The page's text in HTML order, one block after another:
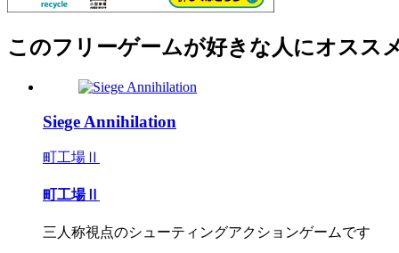
このフリーゲームが好きな人にオスス
Siege Annihilation
町工場Ⅱ
町工場Ⅱ
三人称視点のシューティングアクションゲームです